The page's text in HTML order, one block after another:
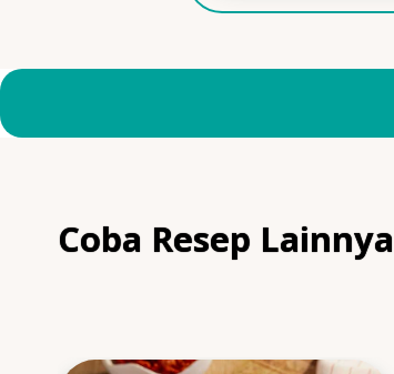
Coba Resep Lainnya